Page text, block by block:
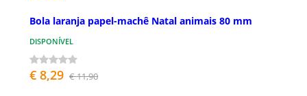
Bola laranja papel-machê Natal animais 80 mm
DISPONÍVEL
€ 8,29 € 11,90